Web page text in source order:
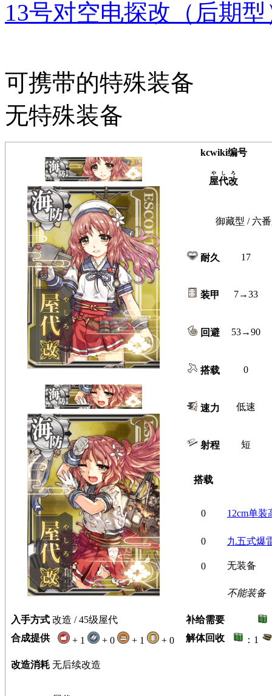
13号对空电探改（后期型
可携带的特殊装备
无特殊装备
kcwiki编号
屋代改
やしろ
御藏型 / 六
耐久 17
装甲 7→33
回避 53→90
搭载 0
速力 低速
射程 短
搭载
0 12cm单装
0 九五式爆
0 无装备
不能装备
入手方式 改造 / 45级屋代 补给需要
合成提供
+ 1 + 0 + 1 + 0 解体回收 ：1
改造消耗 无后续改造